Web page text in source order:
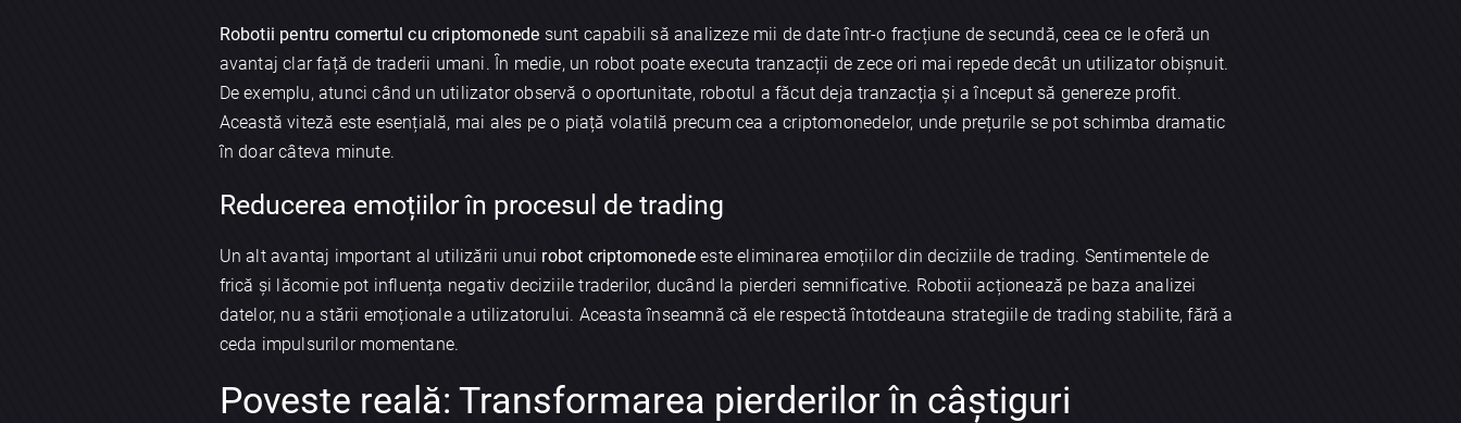
Robotii pentru comertul cu criptomonede sunt capabili să analizeze mii de date într-o fracțiune de secundă, ceea ce le oferă un
avantaj clar față de traderii umani. În medie, un robot poate executa tranzacții de zece ori mai repede decât un utilizator obișnuit.
De exemplu, atunci când un utilizator observă o oportunitate, robotul a făcut deja tranzacția și a început să genereze profit.
Această viteză este esențială, mai ales pe o piață volatilă precum cea a criptomonedelor, unde prețurile se pot schimba dramatic
în doar câteva minute.
Reducerea emoțiilor în procesul de trading
Un alt avantaj important al utilizării unui robot criptomonede este eliminarea emoțiilor din deciziile de trading. Sentimentele de
frică și lăcomie pot influența negativ deciziile traderilor, ducând la pierderi semnificative. Robotii acționează pe baza analizei
datelor, nu a stării emoționale a utilizatorului. Aceasta înseamnă că ele respectă întotdeauna strategiile de trading stabilite, fără a
ceda impulsurilor momentane.
Poveste reală: Transformarea pierderilor în câștiguri